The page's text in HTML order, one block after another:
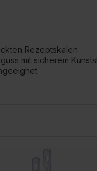
Rezeptskalen
mit sicherem